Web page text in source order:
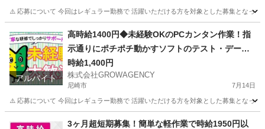
⚠️ 応募について 今回はレギュラー勤務で 活躍いただける方を対象とした募集となっ
清掃 富裕層
アルバイト
高時給1400円◆未経験OKのPCカンタン作業！指
示通りにポチポチ動かすソフトのテスト・データ
入力
時給1,400円
株式会社GROWAGENCY
尼崎市 7月14日
⚠️ 応募について 今回はレギュラー勤務で 活躍いただける方を対象とした募集となっ
その他 スポット
3ヶ月超短期募集！簡単な軽作業で時給1950円以